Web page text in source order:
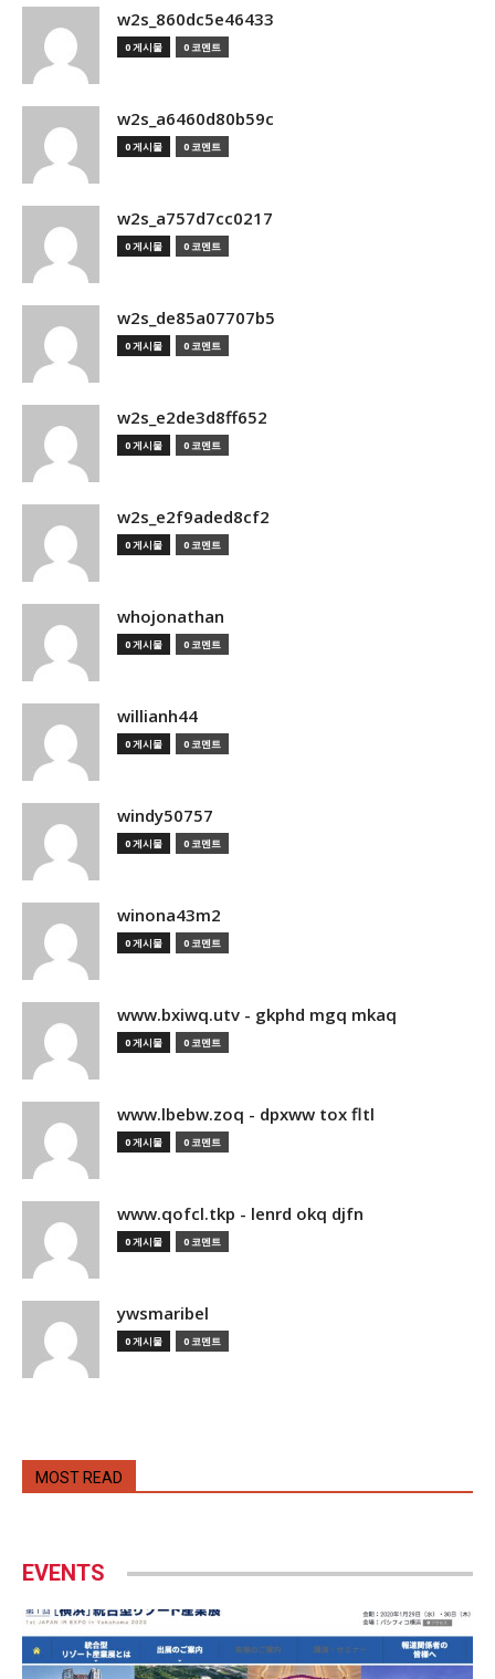
w2s_860dc5e46433
0 게시물 0 코멘트
w2s_a6460d80b59c
0 게시물 0 코멘트
w2s_a757d7cc0217
0 게시물 0 코멘트
w2s_de85a07707b5
0 게시물 0 코멘트
w2s_e2de3d8ff652
0 게시물 0 코멘트
w2s_e2f9aded8cf2
0 게시물 0 코멘트
whojonathan
0 게시물 0 코멘트
willianh44
0 게시물 0 코멘트
windy50757
0 게시물 0 코멘트
winona43m2
0 게시물 0 코멘트
www.bxiwq.utv - gkphd mgq mkaq
0 게시물 0 코멘트
www.lbebw.zoq - dpxww tox fltl
0 게시물 0 코멘트
www.qofcl.tkp - lenrd okq djfn
0 게시물 0 코멘트
ywsmaribel
0 게시물 0 코멘트
MOST READ
EVENTS